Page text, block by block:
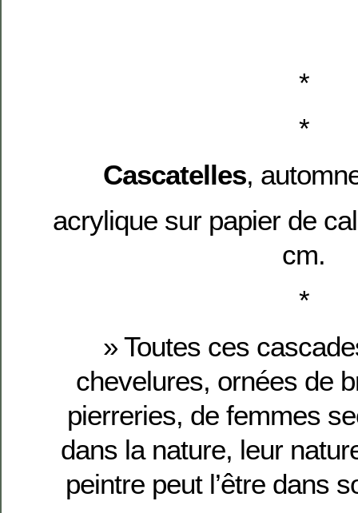
*
*
Cascatelles,
acrylique sur papier de
cm.
*
» Toutes ces
chevelures, ornées de
pierreries, de femmes
dans la nature, leur
peintre peut l’être dans